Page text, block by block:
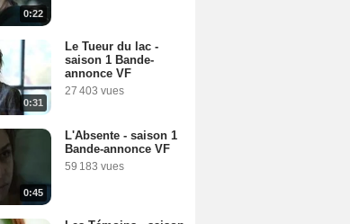
0:22
0:31
Le Tueur du lac -
saison 1 Bande-
annonce VF
27 403 vues
0:45
L'Absente - saison 1
Bande-annonce VF
59 183 vues